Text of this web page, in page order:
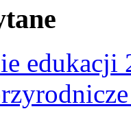
edukacji